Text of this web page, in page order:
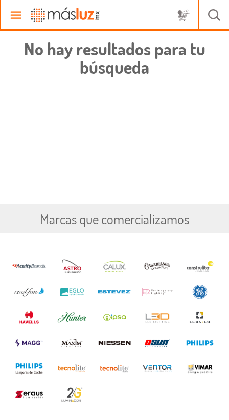
No hay resultados para tu
búsqueda
Marcas que comercializamos